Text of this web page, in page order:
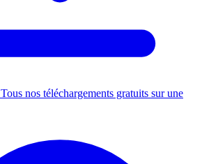
Tous nos téléchargements gratuits sur une